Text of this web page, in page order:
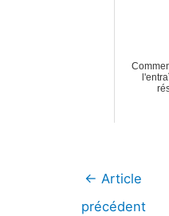
Navigation
← Article
précédent